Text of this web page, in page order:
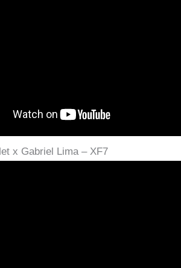
x Gabriel Lima – XF7